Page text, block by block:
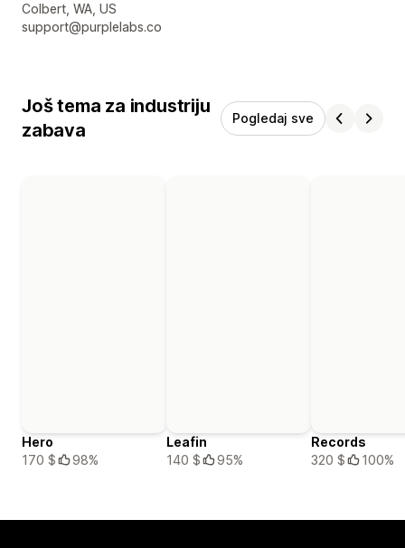
Podaci za kontakt dizajnera
Colbert, WA, US
support@purplelabs.co
Još tema za industriju
zabava
Pogledaj sve
Hero
170 $
98%
Leafin
140 $
95%
Records
320 $
100%